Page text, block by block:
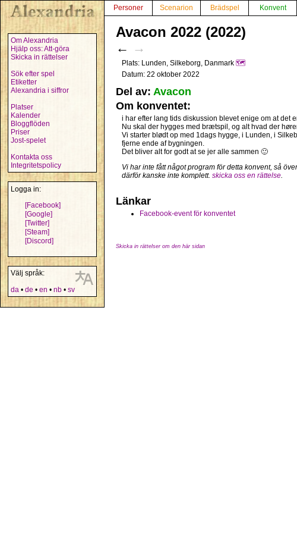
Om Alexandria
Hjälp oss: Att-göra
Skicka in rättelser
Sök efter spel
Etiketter
Alexandria i siffror
Platser
Kalender
Bloggflöden
Priser
Jost-spelet
Kontakta oss
Integritetspolicy
Logga in:
[Facebook]
[Google]
[Twitter]
[Steam]
[Discord]
Välj språk:
da • de • en • nb • sv
Personer Scenarion Brädspel Konvent
Avacon 2022 (2022)
← →
Plats: Lunden, Silkeborg, Danmark 🗺️
Datum: 22 oktober 2022
Del av: Avacon
Om konventet:
i har efter lang tids diskussion blevet enige om at det
Nu skal der hygges med brætspil, og alt hvad der
Vi starter blødt op med 1dags hygge, i Lunden, i
fjerne ende af bygningen.
Det bliver alt for godt at se jer alle sammen 🙂
Vi har inte fått något program för detta konvent, så
därför kanske inte komplett. skicka oss en rättelse.
Länkar
Facebook-event för konventet
Skicka in rättelser om den här sidan